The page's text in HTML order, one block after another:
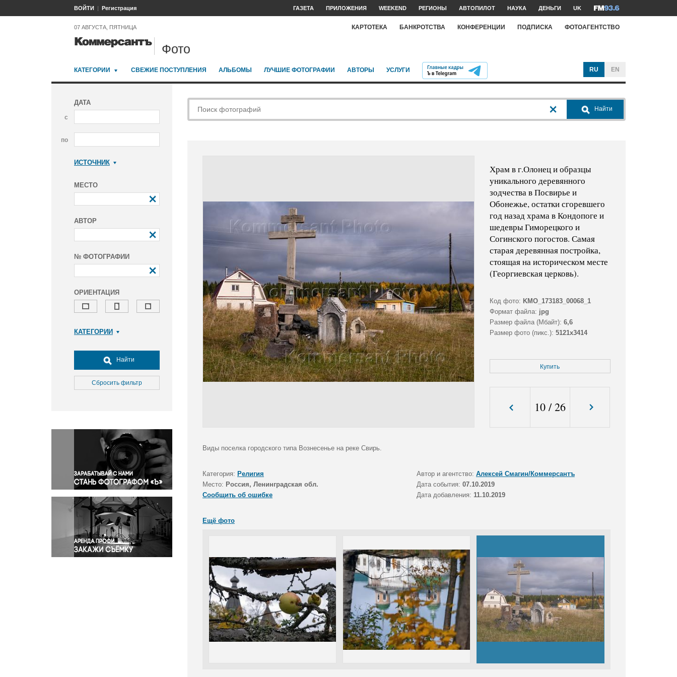
ВОЙТИ Регистрация ГАЗЕТА ПРИЛОЖЕНИЯ WEEKEND РЕГИОНЫ АВТОПИЛОТ НАУКА ДЕНЬГИ UK
07 АВГУСТА, ПЯТНИЦА КАРТОТЕКА БАНКРОТСТВА КОНФЕРЕНЦИИ ПОДПИСКА ФОТОАГЕНТСТВО
Фото
КАТЕГОРИИ СВЕЖИЕ ПОСТУПЛЕНИЯ АЛЬБОМЫ ЛУЧШИЕ ФОТОГРАФИИ АВТОРЫ УСЛУГИ RU EN
ДАТА
с
по
ИСТОЧНИК
МЕСТО
АВТОР
№ ФОТОГРАФИИ
ОРИЕНТАЦИЯ
КАТЕГОРИИ
Досуг, туризм и отдых
Культура
Медицина
Окружающая среда
Политика
Правосудие
Происшествия и конфликты
Религия
Светская жизнь
Спорт
Экология
Экономика и бизнес
Найти
Сбросить фильтр
Найти
Храм в г.Олонец и образцы
уникального деревянного
зодчества в Посвирье и
Обонежье, остатки сгоревшего
год назад храма в Кондопоге и
шедевры Гиморецкого и
Согинского погостов. Самая
старая деревянная постройка,
стоящая на историческом месте
(Георгиевская церковь).
Код фото: KMO_173183_00068_1
Формат файла: jpg
Размер файла (Мбайт): 6,6
Размер фото (пикс.): 5121x3414
Купить
10/26
Виды поселка городского типа Вознесенье на реке Свирь.
Категория: Религия Автор и агентство: Алексей Смагин/Коммерсантъ
Место: Россия, Ленинградская обл. Дата события: 07.10.2019
Сообщить об ошибке
Дата добавления: 11.10.2019
Ещё фото